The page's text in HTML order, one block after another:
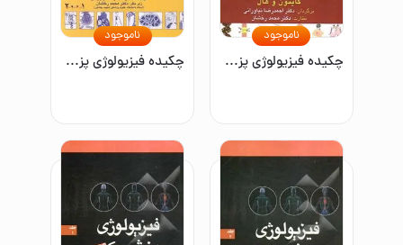
چکیده فیزیولوژی پزشکی گایتون
ناموجود
چکیده فیزیولوژی پزشکی گایتون
ناموجود